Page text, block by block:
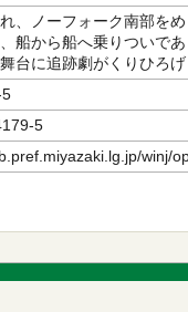
、ノーフォーク南部を
船から船へ乗りついで
台に追跡劇がくりひろ
5
winj/